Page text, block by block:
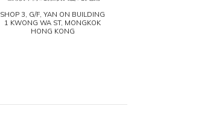
SHOP 3, G/F, YAN ON BUILDING
1 KWONG WA ST, MONGKOK
HONG KONG